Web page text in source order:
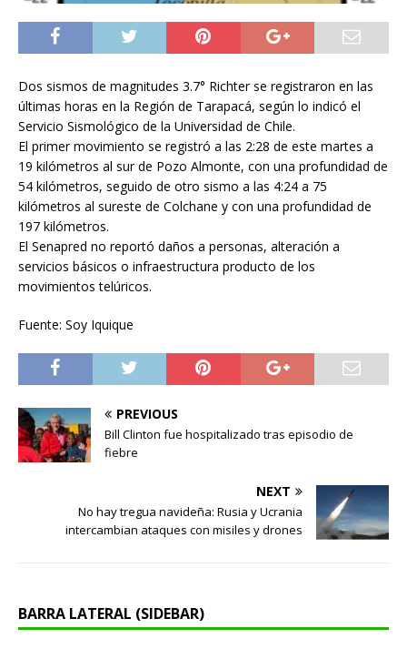
Dos sismos de magnitudes 3.7° Richter se registraron en las
últimas horas en la Región de Tarapacá, según lo indicó el
Servicio Sismológico de la Universidad de Chile.
El primer movimiento se registró a las 2:28 de este martes a
19 kilómetros al sur de Pozo Almonte, con una profundidad de
54 kilómetros, seguido de otro sismo a las 4:24 a 75
kilómetros al sureste de Colchane y con una profundidad de
197 kilómetros.
El Senapred no reportó daños a personas, alteración a
servicios básicos o infraestructura producto de los
movimientos telúricos.
Fuente: Soy Iquique
PREVIOUS
Bill Clinton fue hospitalizado tras episodio de
fiebre
NEXT
No hay tregua navideña: Rusia y Ucrania
intercambian ataques con misiles y drones
BARRA LATERAL (SIDEBAR)